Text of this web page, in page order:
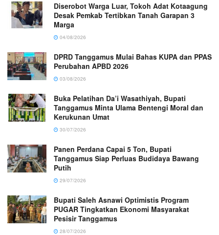
Diserobot Warga Luar, Tokoh Adat Kotaagung
Desak Pemkab Tertibkan Tanah Garapan 3
Marga
04/08/2026
DPRD Tanggamus Mulai Bahas KUPA dan PPAS
Perubahan APBD 2026
03/08/2026
Buka Pelatihan Da’i Wasathiyah, Bupati
Tanggamus Minta Ulama Bentengi Moral dan
Kerukunan Umat
30/07/2026
Panen Perdana Capai 5 Ton, Bupati
Tanggamus Siap Perluas Budidaya Bawang
Putih
29/07/2026
Bupati Saleh Asnawi Optimistis Program
PUGAR Tingkatkan Ekonomi Masyarakat
Pesisir Tanggamus
28/07/2026